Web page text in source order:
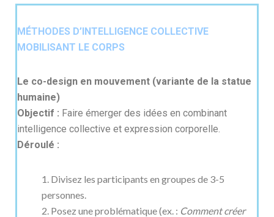
MÉTHODES D’INTELLIGENCE COLLECTIVE
MOBILISANT LE CORPS
Le co-design en mouvement (variante de la statue
humaine)
Objectif : Faire émerger des idées en combinant
intelligence collective et expression corporelle.
Déroulé :
Divisez les participants en groupes de 3-5
personnes.
Posez une problématique (ex. : Comment créer